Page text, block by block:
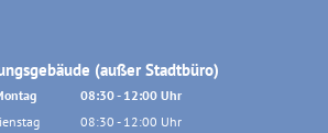
(außer Stadtbüro)
08:30- 12:00 Uhr
Von 08:30 bis 12:00 Uhr
08:30 - 12:00 Uhr